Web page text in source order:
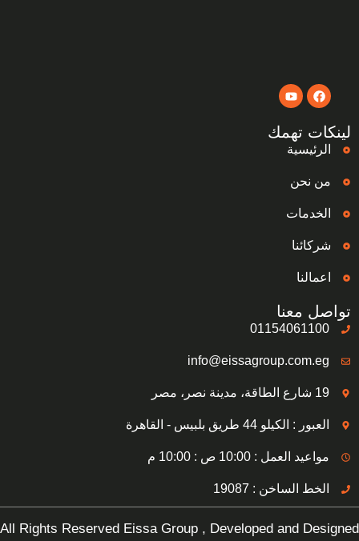
لينكات تهمك
الرئيسية
من نحن
الخدمات
شركائنا
اعمالنا
تواصل معنا
01154061100
info@eissagroup.com.eg
19 شارع الطاقة، مدينة نصر، مصر
العبور : الكيلو 44 طريق بلبيس - القاهرة
مواعيد العمل : 10:00 ص : 10:00 م
الخط الساخن : 19087
All Rights Reserved Eissa Group , Developed and Designed